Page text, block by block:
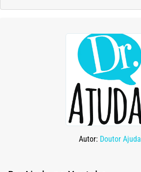
Autor: Doutor Ajuda